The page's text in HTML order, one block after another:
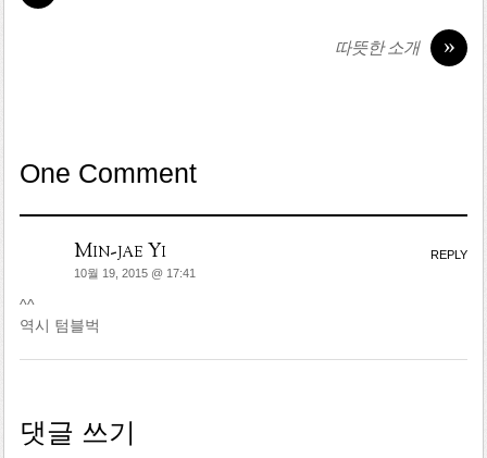
»
따뜻한 소개
One Comment
Min-jae Yi
10월 19, 2015 @ 17:41
^^
역시 텀블벅
REPLY
댓글 쓰기